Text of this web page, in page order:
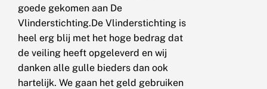
goede gekomen aan De
Vlinderstichting.De Vlinderstichting is
heel erg blij met het hoge bedrag dat
de veiling heeft opgeleverd en wij
danken alle gulle bieders dan ook
hartelijk. We gaan het geld gebruiken